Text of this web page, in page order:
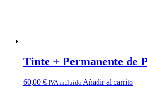
Tinte + Permanente de
60,00 € IVA incluido Añadir al carrito